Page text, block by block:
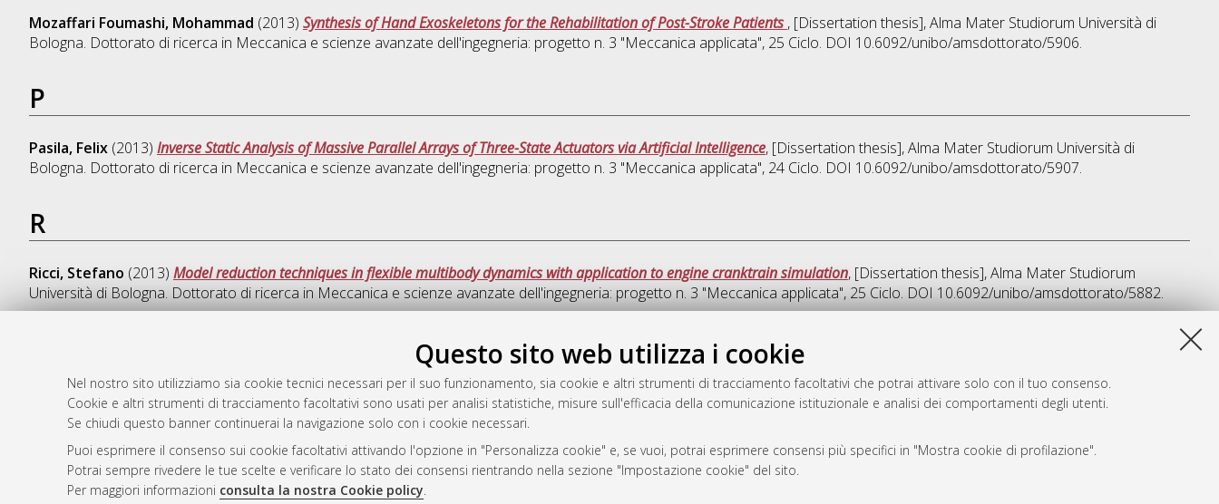
Questo sito web utilizza i cookie
Nel nostro sito utilizziamo sia cookie tecnici necessari per il suo funzionamento, sia cookie e altri strumenti di tracciamento facoltativi che potrai attivare solo con il tuo consenso.
Cookie e altri strumenti di tracciamento facoltativi sono usati per analisi statistiche, misure sull'efficacia della comunicazione istituzionale e analisi dei comportamenti degli utenti.
Se chiudi questo banner continuerai la navigazione solo con i cookie necessari.
Puoi esprimere il consenso sui cookie facoltativi attivando l'opzione in "Personalizza cookie" e, se vuoi, potrai esprimere consensi più specifici in "Mostra cookie di profilazione".
Potrai sempre rivedere le tue scelte e verificare lo stato dei consensi rientrando nella sezione "Impostazione cookie" del sito.
Per maggiori informazioni consulta la nostra Cookie policy.
Mozaffari Foumashi, Mohammad (2013) Synthesis of Hand Exoskeletons for the Rehabilitation of Post-Stroke Patients , [Dissertation thesis], Alma Mater Studiorum Università di
Bologna. Dottorato di ricerca in Meccanica e scienze avanzate dell'ingegneria: progetto n. 3 "Meccanica applicata", 25 Ciclo. DOI 10.6092/unibo/amsdottorato/5906.
P
Pasila, Felix(2013) Inverse Static Analysis of Massive Parallel Arrays of Three-State Actuators via Artificial Intelligence, [Dissertation thesis], Alma Mater Studiorum Università di
Bologna. Dottorato di ricerca in Meccanica e scienze avanzate dell'ingegneria: progetto n. 3 "Meccanica applicata", 24 Ciclo. DOI 10.6092/unibo/amsdottorato/5907.
R
Ricci, Stefano (2013) Model reduction techniques in flexible multibody dynamics with application to engine cranktrain simulation, [Dissertation thesis], Alma Mater Studiorum
Università di Bologna. Dottorato di ricerca in Meccanica e scienze avanzate dell'ingegneria: progetto n. 3 "Meccanica applicata", 25 Ciclo. DOI 10.6092/unibo/amsdottorato/5882.
Fri Aug 7 20:31:11 2026 CEST.
Atom
Rss 1.0
Rss 2.0
AMS Dottorato
ISSN: 2038-7946
Servizio implementato e gestito da
Impostazioni Cookie
Informativa sulla privacy
Condizioni d’uso del sito